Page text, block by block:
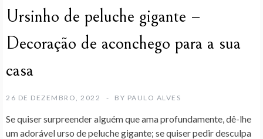
Ursinho de peluche gigante –
Decoração de aconchego para a sua
casa
26 DE DEZEMBRO, 2022 BY PAULO ALVES
Se quiser surpreender alguém que ama profundamente, dê-lhe
um adorável urso de peluche gigante; se quiser pedir desculpa